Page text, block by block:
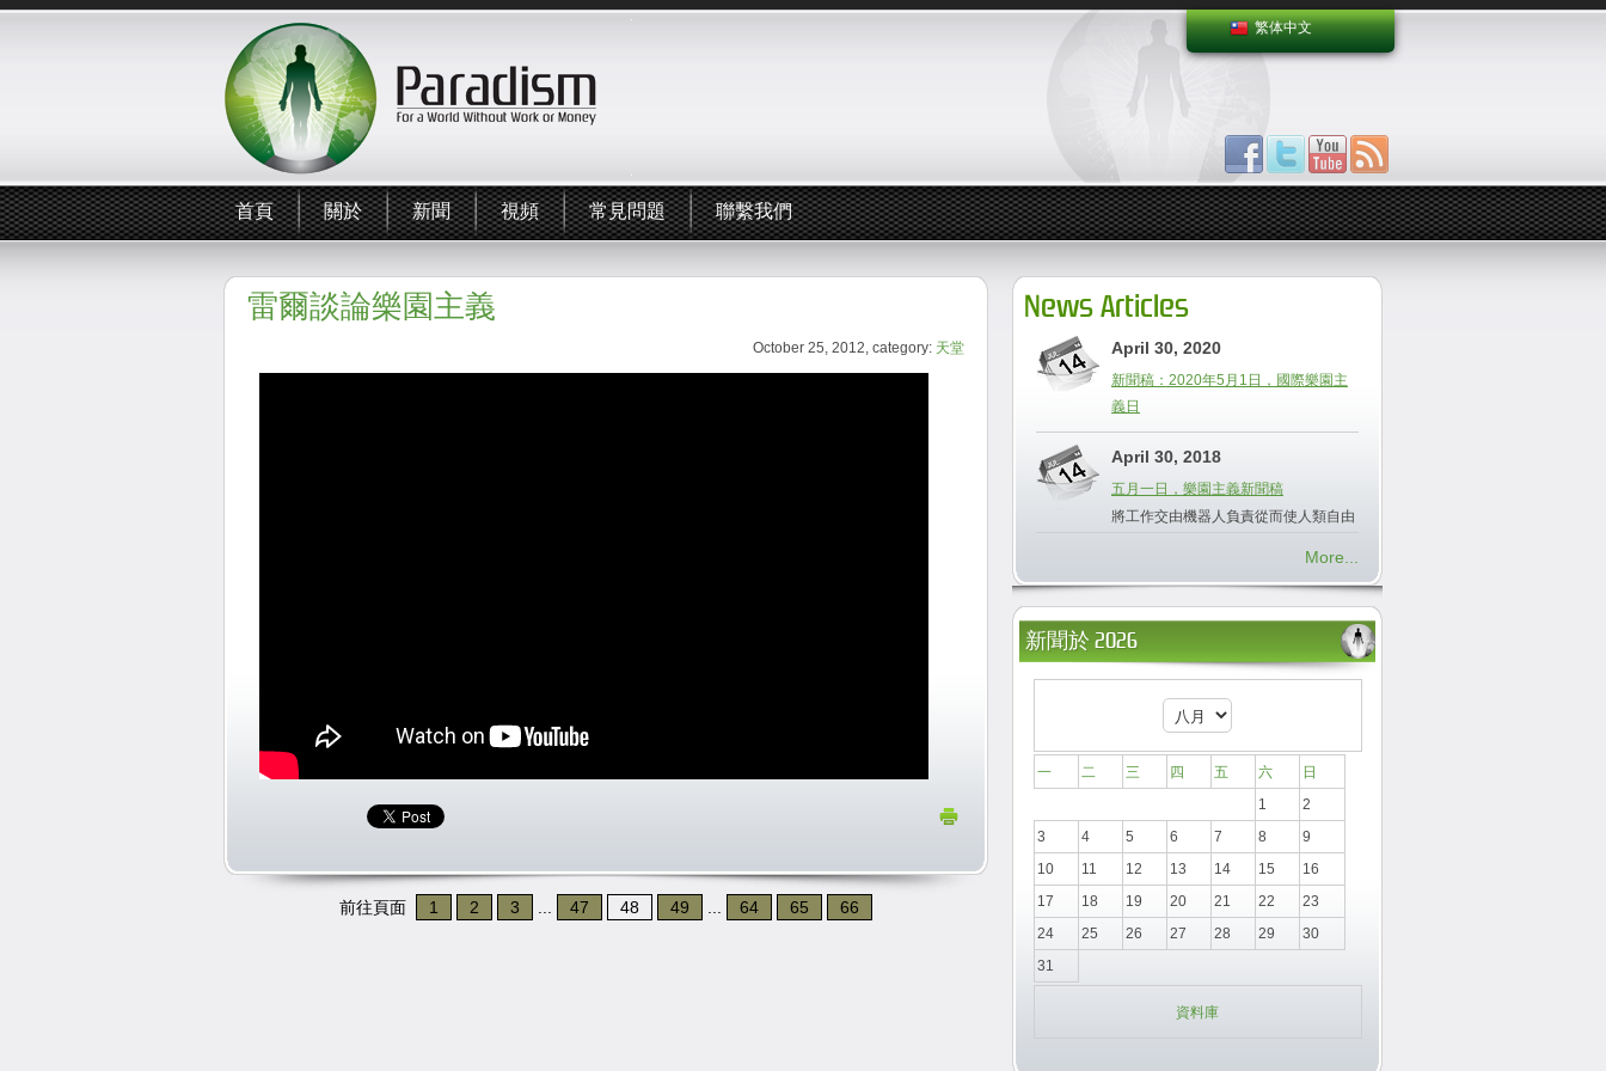
繁体中文
首頁 關於 新聞 視頻 常見問題 聯繫我們
雷爾談論樂園主義
October 25, 2012, category: 天堂
前往頁面 1 2 3 47 48 49 64 65 66
News Articles
April 30, 2020
新聞稿：2020年5月1日，國際樂園主
義日
April 30, 2018
五月一日，樂園主義新聞稿
將工作交由機器人負責從而使人類自由
More...
新聞於 2026
一 二 三 四 五 六
日
1
2
3
4 5 6 7 8
9
10
11 12 13 14 15
16
17
18 19 20 21 22
23
24
25 26 27 28 29
30
31
資料庫